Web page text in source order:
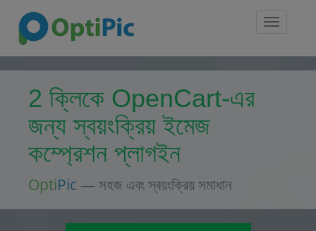
Toggle
2 ক্লিকে OpenCart-এর
জন্য স্বয়ংক্রিয় ইমেজ
কম্প্রেশন প্লাগইন
OptiPic — সহজ এবং স্বয়ংক্রিয় সমাধান